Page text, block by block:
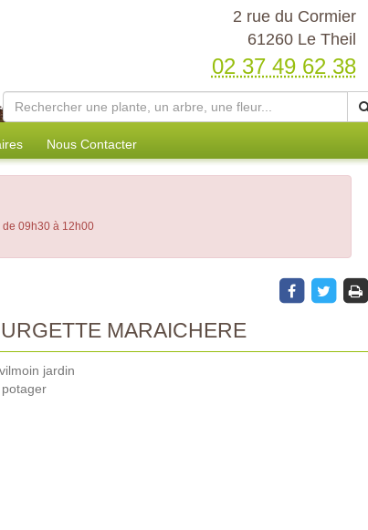
2 rue du Cormier
61260 Le Theil
02 37 49 62 38
Nous Contacter
09h30 à 12h00
MARAICHERE
vilmoin jardin